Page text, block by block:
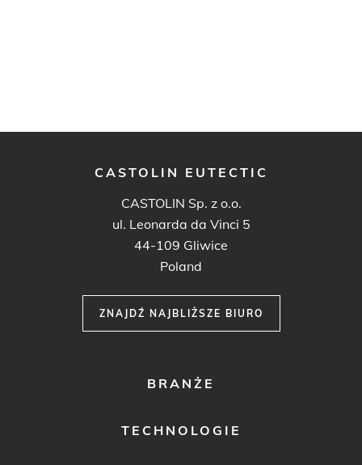
CASTOLIN EUTECTIC
CASTOLIN Sp. z o.o.
ul. Leonarda da Vinci 5
44-109 Gliwice
Poland
ZNAJDŹ NAJBLIŻSZE BIURO
BRANŻE
TECHNOLOGIE